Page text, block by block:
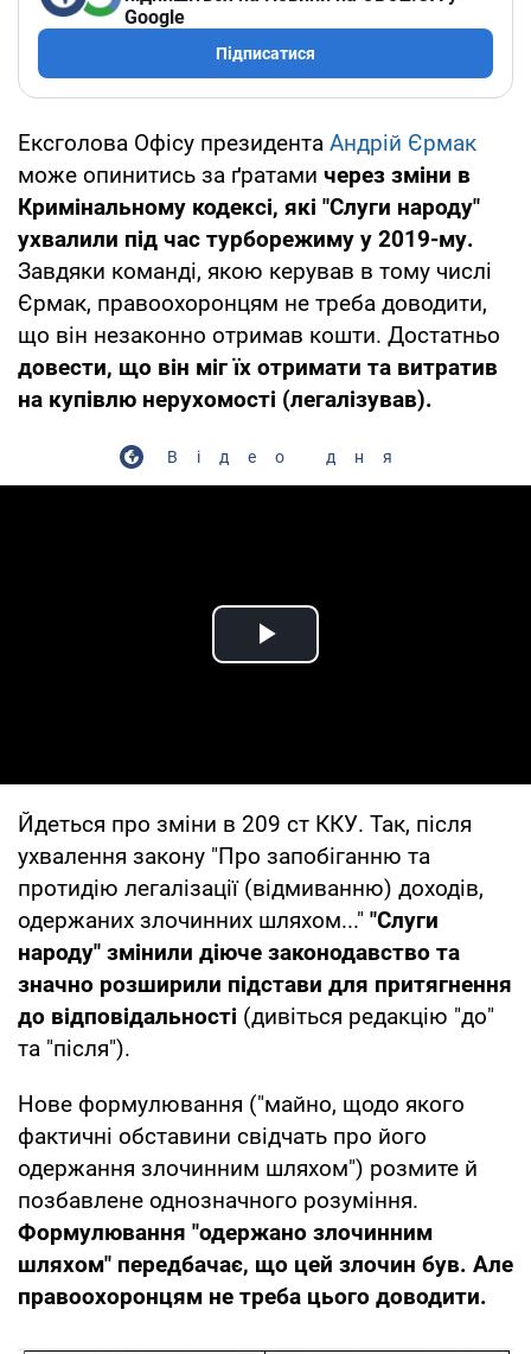
Google
Підписатися
Ексголова Офісу президента Андрій Єрмак
може опинитись за ґратами через зміни в
Кримінальному кодексі, які "Слуги народу"
ухвалили під час турборежиму у 2019-му.
Завдяки команді, якою керував в тому числі
Єрмак, правоохоронцям не треба доводити,
що він незаконно отримав кошти. Достатньо
довести, що він міг їх отримати та витратив
на купівлю нерухомості (легалізував).
Відео дня
Play Video
Йдеться про зміни в 209 ст ККУ. Так, після
ухвалення закону "Про запобіганню та
протидію легалізації (відмиванню) доходів,
одержаних злочинних шляхом..." "Слуги
народу" змінили діюче законодавство та
значно розширили підстави для притягнення
до відповідальності (дивіться редакцію "до"
та "після").
Нове формулювання ("майно, щодо якого
фактичні обставини свідчать про його
одержання злочинним шляхом") розмите й
позбавлене однозначного розуміння.
Формулювання "одержано злочинним
шляхом" передбачає, що цей злочин був. Але
правоохоронцям не треба цього доводити.